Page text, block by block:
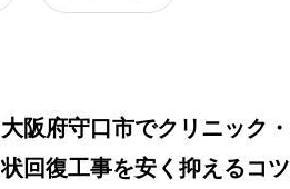
大阪府守口市でクリニック
状回復工事を安く抑えるコ